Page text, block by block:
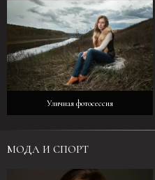
Уличная фотосессия
МОДА И СПОРТ